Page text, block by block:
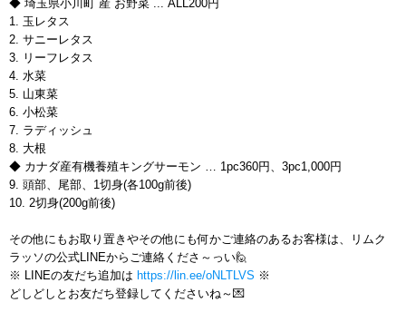
◆ 埼玉県小川町 産 お野菜 ... ALL200円
1. 玉レタス
2. サニーレタス
3. リーフレタス
4. 水菜
5. 山東菜
6. 小松菜
7. ラディッシュ
8. 大根
◆ カナダ産有機養殖キングサーモン … 1pc360円、3pc1,000円
9. 頭部、尾部、1切身(各100g前後)
10. 2切身(200g前後)
その他にもお取り置きやその他にも何かご連絡のあるお客様は、リムク
ラッソの公式LINEからご連絡くださ～っい🙋
※ LINEの友だち追加は https://lin.ee/oNLTLVS ※
どしどしとお友だち登録してくださいね～💌